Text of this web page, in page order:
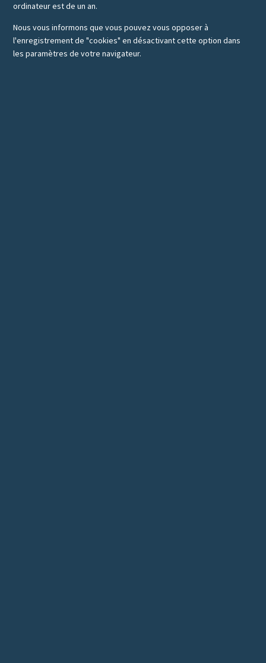
ordinateur est de un an.
Nous vous informons que vous pouvez vous opposer à
l'enregistrement de "cookies" en désactivant cette option dans
les paramètres de votre navigateur.